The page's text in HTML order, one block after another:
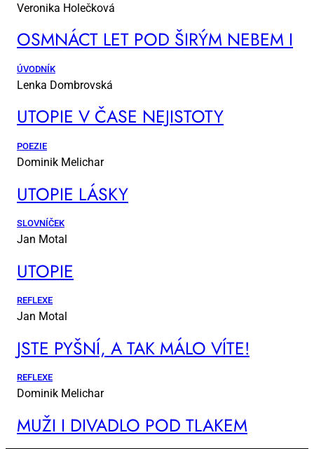
Veronika Holečková
OSM­NÁCT LET POD ŠI­RÝM NE­BEM I
ÚVODNÍK
Lenka Dombrovská
UTO­PIE V ČA­SE NE­JIS­TO­TY
POEZIE
Dominik Melichar
UTO­PIE LÁS­KY
SLOVNÍČEK
Jan Motal
UTO­PIE
REFLEXE
Jan Motal
JSTE PYŠ­NÍ, A TAK MÁ­LO VÍ­TE!
REFLEXE
Dominik Melichar
MUŽI I DI­VA­DLO POD TLA­KEM